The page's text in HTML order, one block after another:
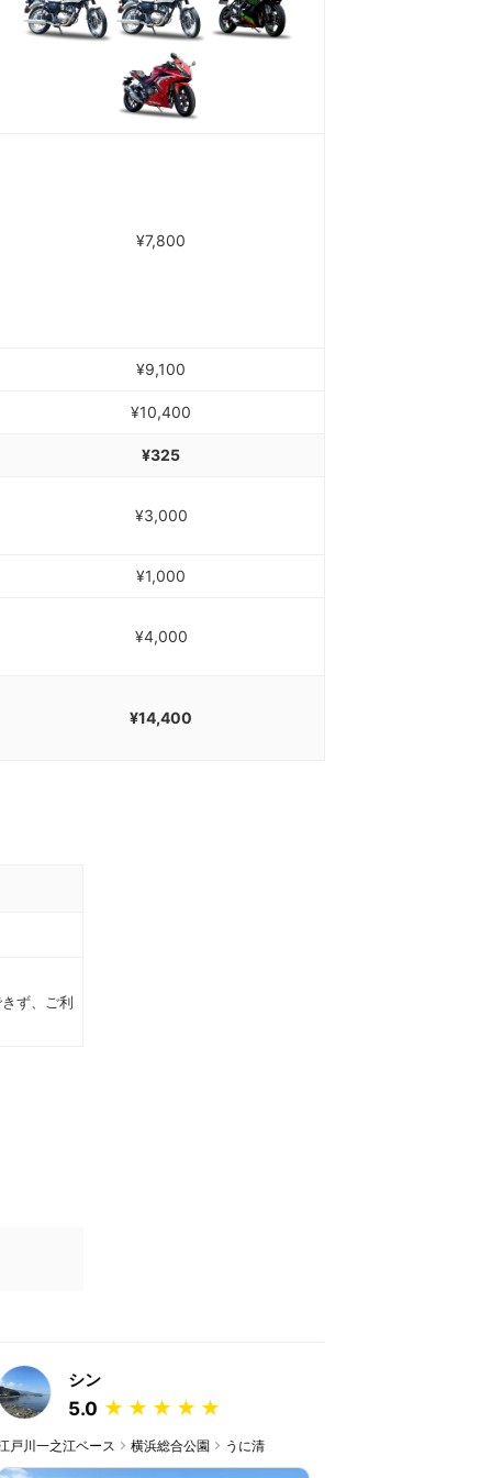
¥7,800
¥9,100
¥10,400
¥325
¥3,000
¥1,000
¥4,000
¥14,400
ず、ご利
シン
5.0 ★
★
★
★
★
一之江ベース 横浜総合公園 うに清